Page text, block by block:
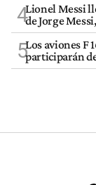
4Lionel Messi
de Jorge
5Los aviones F
participarán